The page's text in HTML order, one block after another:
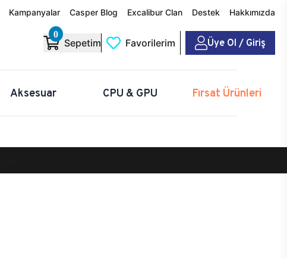
Kampanyalar Casper Blog Excalibur Clan Destek Hakkımızda
0
Sepetim Favorilerim Üye Ol / Giriş
Aksesuar CPU & GPU Fırsat Ürünleri